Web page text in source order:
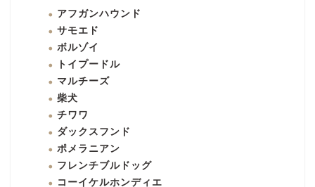
アフガンハウンド
サモエド
ボルゾイ
トイプードル
マルチーズ
柴犬
チワワ
ダックスフンド
ポメラニアン
フレンチブルドッグ
コーイケルホンディエ